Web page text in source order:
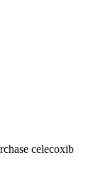
celecoxib